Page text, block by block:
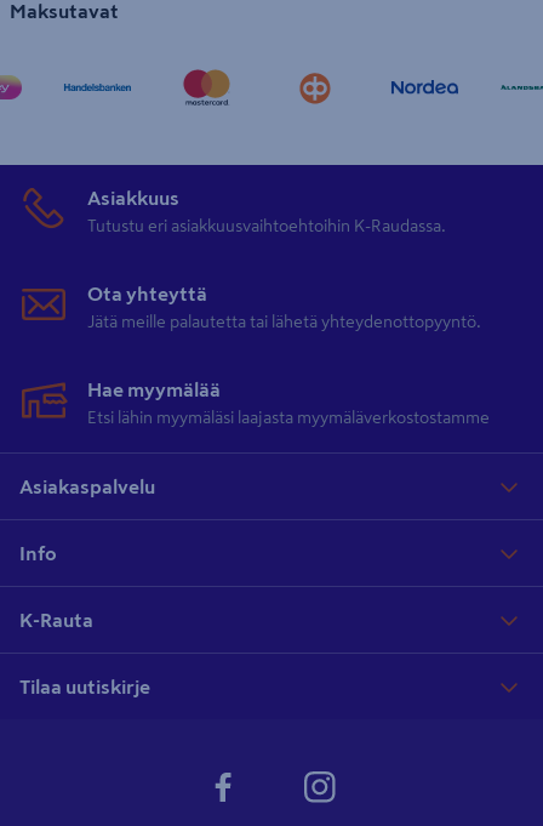
Maksutavat
Asiakkuus
Tutustu eri asiakkuusvaihtoehtoihin K-Raudassa.
Ota yhteyttä
Jätä meille palautetta tai lähetä yhteydenottopyyntö.
Hae myymälää
Etsi lähin myymäläsi laajasta myymäläverkostostamme
Asiakaspalvelu
Info
K-Rauta
Tilaa uutiskirje